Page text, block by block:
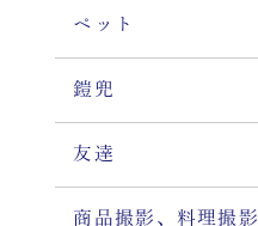
ペット
鎧兜
友達
商品撮影、料理撮影